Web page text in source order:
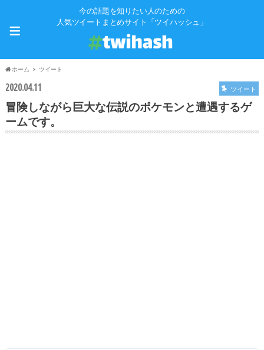
今の話題を知りたい人のための
人気ツイートまとめサイト「ツイハッシュ」
≡
ホーム ツイート
2020.04.11 ツイート
冒険しながら巨大な伝説のポケモンと遭遇するゲ
ームです。